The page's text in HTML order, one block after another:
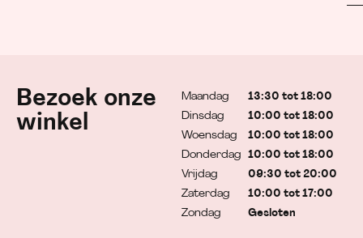
Bezoek onze
winkel
Maandag
Dinsdag
Woensdag
Donderdag
Vrijdag
Zaterdag
Zondag
13:30 tot 18:00
10:00 tot 18:00
10:00 tot 18:00
10:00 tot 18:00
09:30 tot 20:00
10:00 tot 17:00
Gesloten